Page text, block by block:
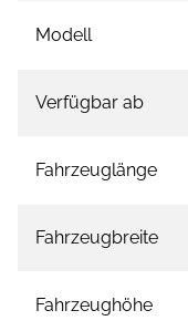
Modell
Verfügbar ab
Fahrzeuglänge
Fahrzeugbreite
Fahrzeughöhe